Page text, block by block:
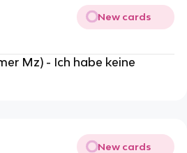
New cards
Mz) - Ich habe keine
New cards